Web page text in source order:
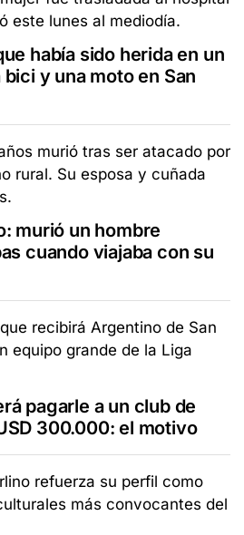
había sido herida en un
y una moto en San
murió un hombre
cuando viajaba con su
pagarle a un club de
300.000: el motivo